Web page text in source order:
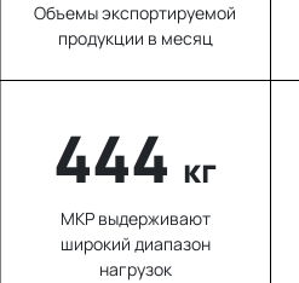
Объемы экспортируемой
продукции в месяц
626 кг
МКР выдерживают
широкий диапазон
нагрузок